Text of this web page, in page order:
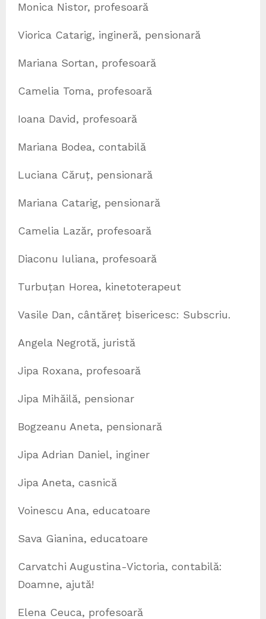
Monica Nistor, profesoară
Viorica Catarig, ingineră, pensionară
Mariana Sortan, profesoară
Camelia Toma, profesoară
Ioana David, profesoară
Mariana Bodea, contabilă
Luciana Căruț, pensionară
Mariana Catarig, pensionară
Camelia Lazăr, profesoară
Diaconu Iuliana, profesoară
Turbuțan Horea, kinetoterapeut
Vasile Dan, cântăreț bisericesc: Subscriu.
Angela Negrotă, juristă
Jipa Roxana, profesoară
Jipa Mihăilă, pensionar
Bogzeanu Aneta, pensionară
Jipa Adrian Daniel, inginer
Jipa Aneta, casnică
Voinescu Ana, educatoare
Sava Gianina, educatoare
Carvatchi Augustina-Victoria, contabilă:
Doamne, ajută!
Elena Ceuca, profesoară